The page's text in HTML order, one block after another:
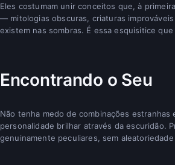
Eles costumam unir conceitos que, à
— mitologias obscuras, criaturas
existem nas sombras. É essa esquisitice
Encontrando o Seu
Não tenha medo de combinações estranhas
personalidade brilhar através da escuridão.
genuinamente peculiares, sem